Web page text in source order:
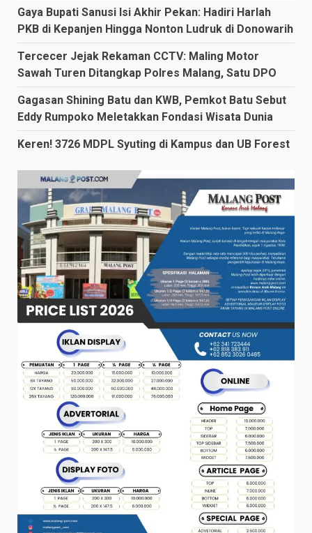
Gaya Bupati Sanusi Isi Akhir Pekan: Hadiri Harlah
PKB di Kepanjen Hingga Nonton Ludruk di Donowarih
Tercecer Jejak Rekaman CCTV: Maling Motor
Sawah Turen Ditangkap Polres Malang, Satu DPO
Gagasan Shining Batu dan KWB, Pemkot Batu Sebut
Eddy Rumpoko Meletakkan Fondasi Wisata Dunia
Keren! 3726 MDPL Syuting di Kampus dan UB Forest